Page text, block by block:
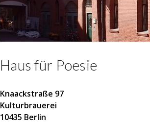
Haus für Poesie
Knaackstraße 97
Kulturbrauerei
10435 Berlin